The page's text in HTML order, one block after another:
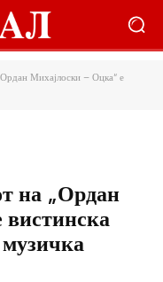
Михајлоски – Оцка“ е
на „Ордан